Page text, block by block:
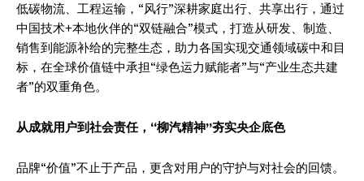
Magazine PRO
低碳物流、工程运输，“风行”深耕家庭出行、共享出行，通过
中国技术+本地伙伴的“双链融合”模式，打造从研发、制造、
销售到能源补给的完整生态，助力各国实现交通领域碳中和目
标，在全球价值链中承担“绿色运力赋能者”与“产业生态共建
者”的双重角色。
从成就用户到社会责任，“柳汽精神”夯实央企底色
品牌“价值”不止于产品，更含对用户的守护与对社会的回馈。